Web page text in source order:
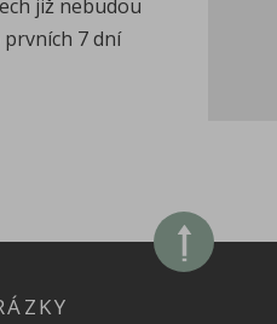
již nebudou
7 dní